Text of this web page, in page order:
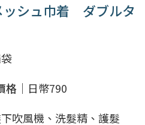
ッシュ巾着 ダブルタ
格｜ 日幣790
吹風機、洗髮精、護髮